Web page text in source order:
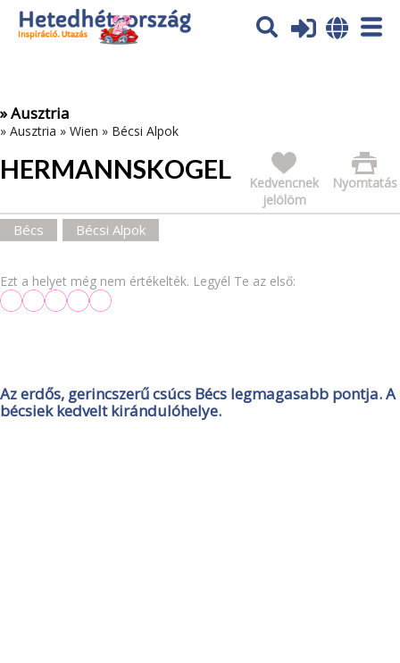
Az oldal sütiket (cookies) használ. További tájékoztatás itt:
Adatvédelmi tájékoztató
» Ausztria
» Ausztria » Wien » Bécsi Alpok
HERMANNSKOGEL Nyomtatás
Kedvencnek
jelölöm
Bécs Bécsi Alpok
Ezt a helyet még nem értékelték. Legyél Te az első:
Az erdős, gerincszerű csúcs Bécs legmagasabb pontja. A
bécsiek kedvelt kirándulóhelye.